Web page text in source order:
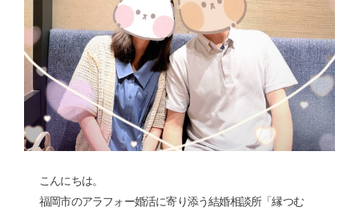
こんにちは。
福岡市のアラフォー婚活に寄り添う結婚相談所「縁つむ